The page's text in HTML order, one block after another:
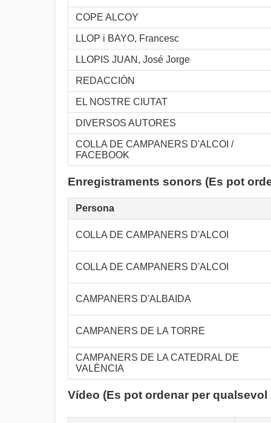
COPE ALCOY
LLOP i BAYO, Francesc
LLOPIS JUAN, José Jorge
REDACCIÓN
EL NOSTRE CIUTAT
DIVERSOS AUTORES
COLLA DE CAMPANERS D'ALCOI /
FACEBOOK
Enregistraments sonors (Es pot
Persona
COLLA DE CAMPANERS D'ALCOI
COLLA DE CAMPANERS D'ALCOI
CAMPANERS D'ALBAIDA
CAMPANERS DE LA TORRE
CAMPANERS DE LA CATEDRAL DE
VALÈNCIA
Vídeo (Es pot ordenar per qualsevol